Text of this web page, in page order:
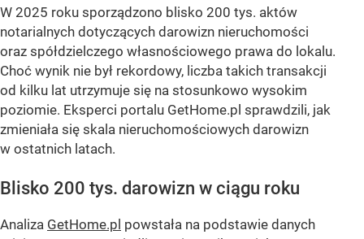
W 2025 roku sporządzono blisko 200 tys. aktów
notarialnych dotyczących darowizn nieruchomości
oraz spółdzielczego własnościowego prawa do lokalu.
Choć wynik nie był rekordowy, liczba takich transakcji
od kilku lat utrzymuje się na stosunkowo wysokim
poziomie. Eksperci portalu GetHome.pl sprawdzili, jak
zmieniała się skala nieruchomościowych darowizn
w ostatnich latach.
Blisko 200 tys. darowizn w ciągu roku
Analiza GetHome.pl powstała na podstawie danych